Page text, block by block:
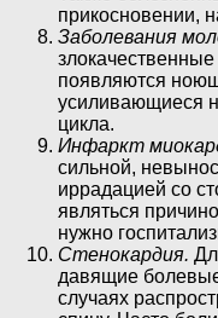
прикосновении,
Заболевания
появляются
усиливающиеся
цикла.
Инфаркт
сильной,
иррадацией со
являться
нужно
Стенокардия.
давящие
случаях